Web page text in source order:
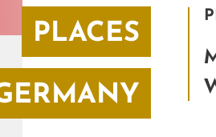
PLACES